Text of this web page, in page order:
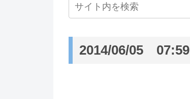
2014/06/05 07:59